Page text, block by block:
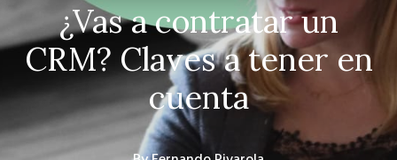
¿Vas a contratar un
CRM? Claves a tener en
cuenta